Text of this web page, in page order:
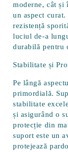
moderne, cât și
un aspect
rezistență
luciul de-a
durabilă pentru
Stabilitate și
Pe lângă
primordială.
stabilitate
și asigurând o
protecție din
suport este un
protejează